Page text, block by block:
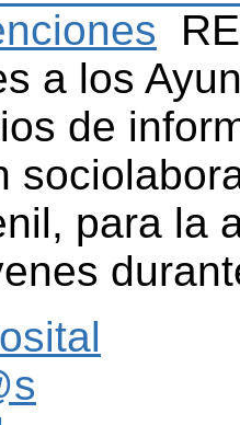
a los
de
para la